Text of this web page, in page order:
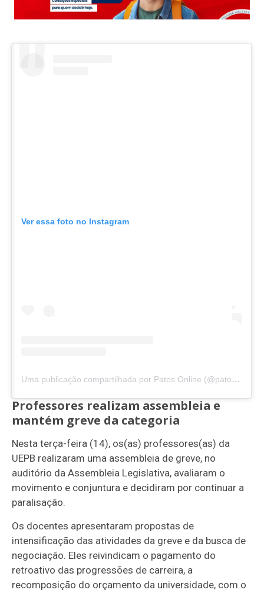
Ver essa foto no Instagram
Uma publicação compartilhada por Patos Online (@patosonline)
Professores realizam assembleia e
mantém greve da categoria
Nesta terça-feira (14), os(as) professores(as) da
UEPB realizaram uma assembleia de greve, no
auditório da Assembleia Legislativa, avaliaram o
movimento e conjuntura e decidiram por continuar a
paralisação.
Os docentes apresentaram propostas de
intensificação das atividades da greve e da busca de
negociação. Eles reivindicam o pagamento do
retroativo das progressões de carreira, a
recomposição do orçamento da universidade, com o